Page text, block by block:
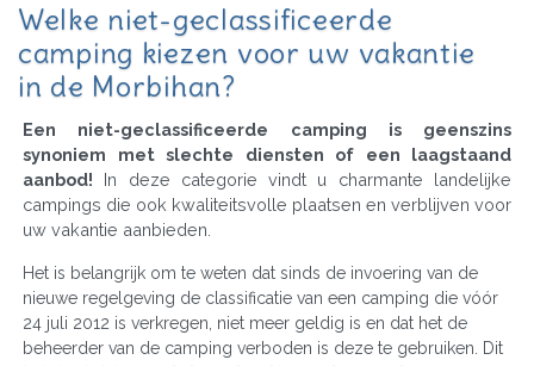
Welke niet-geclassificeerde
camping kiezen voor uw vakantie
in de Morbihan?
Een niet-geclassificeerde camping is geenszins
synoniem met slechte diensten of een laagstaand
aanbod! In deze categorie vindt u charmante landelijke
campings die ook kwaliteitsvolle plaatsen en verblijven voor
uw vakantie aanbieden.
Het is belangrijk om te weten dat sinds de invoering van de
nieuwe regelgeving de classificatie van een camping die vóór
24 juli 2012 is verkregen, niet meer geldig is en dat het de
beheerder van de camping verboden is deze te gebruiken. Dit